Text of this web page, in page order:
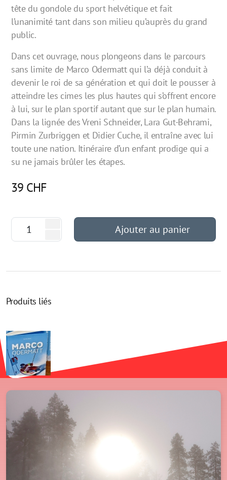
tête du gondole du sport helvétique et fait
l’unanimité tant dans son milieu qu’auprès du grand
public.
Dans cet ouvrage, nous plongeons dans le parcours
sans limite de Marco Odermatt qui l’a déjà conduit à
devenir le roi de sa génération et qui doit le pousser à
atteindre les cimes les plus hautes qui s’offrent encore
à lui, sur le plan sportif autant que sur le plan humain.
Dans la lignée des Vreni Schneider, Lara Gut-Behrami,
Pirmin Zurbriggen et Didier Cuche, il entraîne avec lui
toute une nation. Itinéraire d’un enfant prodige qui a
su ne jamais brûler les étapes.
39 CHF
Ajouter au panier
Produits liés